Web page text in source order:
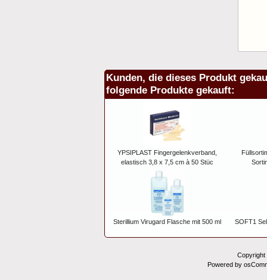
Kunden, die dieses Produkt
folgende Produkte gekauft:
YPSIPLAST Fingergelenkverband,
elastisch 3,8 x 7,5 cm à 50 Stüc
Sterillium Virugard Flasche mit 500 ml SOFT1
Powered by